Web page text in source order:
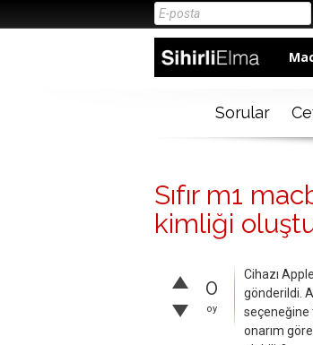
Sorular
Sıfır m1
kimliği
0
oy
Cihazı
gönderildi.
seçeneğine
onarım